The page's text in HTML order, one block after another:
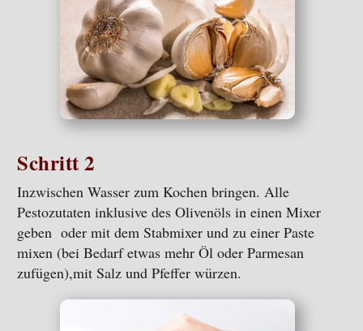
Schritt 2
Inzwischen Wasser zum Kochen bringen. Alle
Pestozutaten inklusive des Olivenöls in einen Mixer
geben oder mit dem Stabmixer und zu einer Paste
mixen (bei Bedarf etwas mehr Öl oder Parmesan
zufügen),mit Salz und Pfeffer würzen.